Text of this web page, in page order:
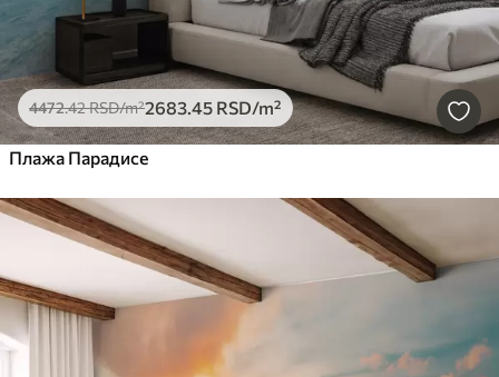
4472.42RSD/m²2683.45 RSD/m²
Плажа Парадисе